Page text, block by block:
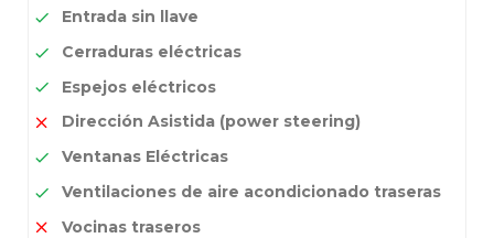
Entrada sin llave
Cerraduras eléctricas
Espejos eléctricos
Dirección Asistida (power steering)
Ventanas Eléctricas
Ventilaciones de aire acondicionado traseras
Vocinas traseros